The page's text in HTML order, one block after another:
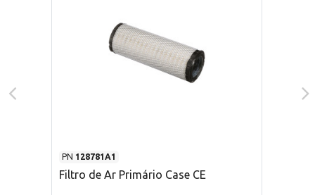
PN 128781A1
Filtro de Ar Primário Case CE